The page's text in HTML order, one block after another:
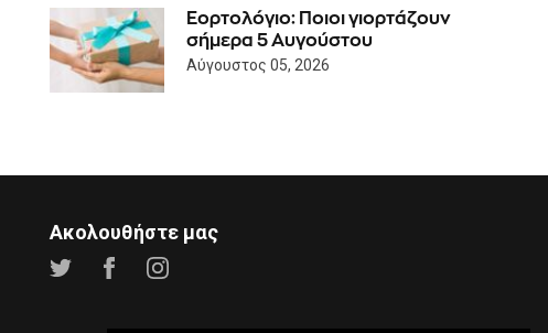
Εορτολόγιο: Ποιοι γιορτάζουν
σήμερα 5 Αυγούστου
Αύγουστος 05, 2026
Ακολουθήστε μας